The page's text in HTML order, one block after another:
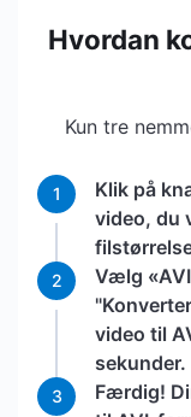
Hvordan
Kun tre
1
Klik på
video, du
2
Vælg
video til
sekunder.
3
Færdig!